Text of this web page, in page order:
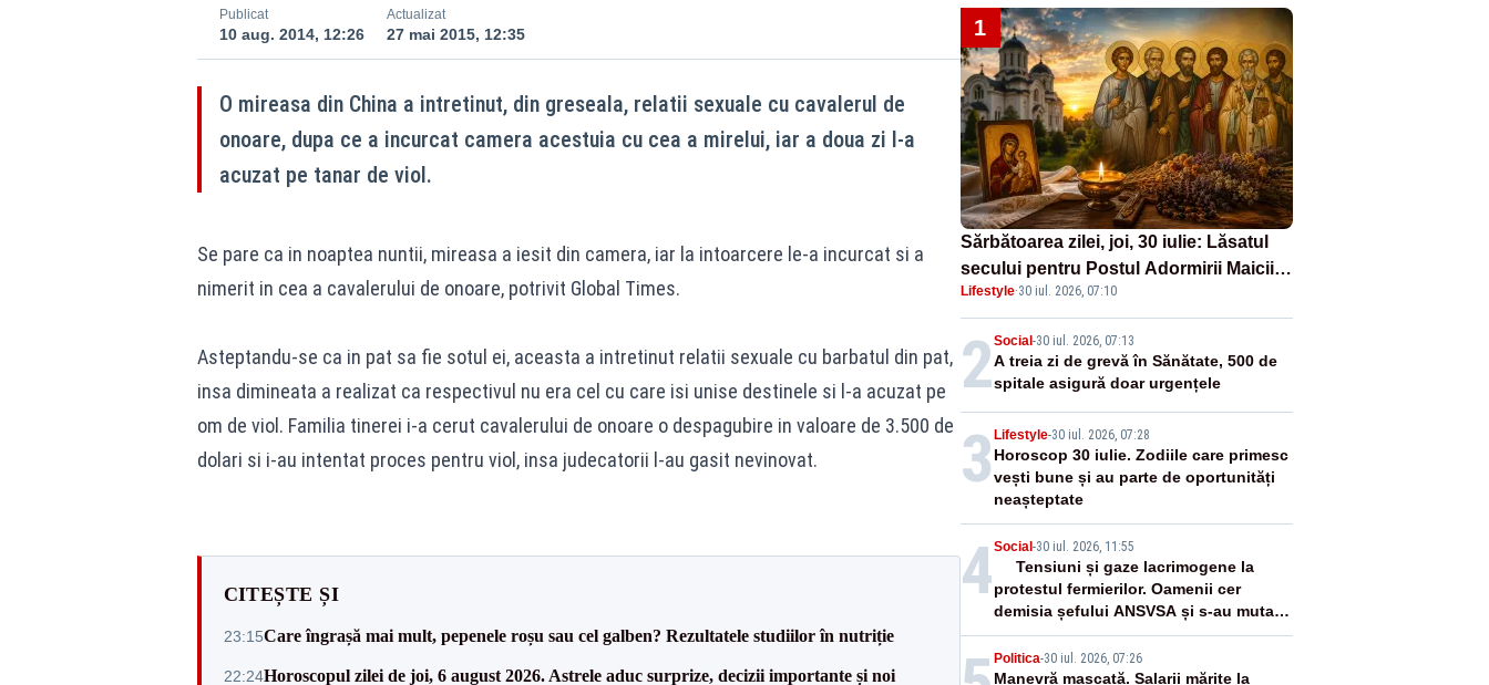
Publicat
10 aug. 2014, 12:26
Actualizat
27 mai 2015, 12:35
O mireasa din China a intretinut, din greseala, relatii sexuale cu cavalerul de
onoare, dupa ce a incurcat camera acestuia cu cea a mirelui, iar a doua zi l-a
acuzat pe tanar de viol.
Se pare ca in noaptea nuntii, mireasa a iesit din camera, iar la intoarcere le-a incurcat si a
nimerit in cea a cavalerului de onoare, potrivit Global Times.
Asteptandu-se ca in pat sa fie sotul ei, aceasta a intretinut relatii sexuale cu barbatul din pat,
insa dimineata a realizat ca respectivul nu era cel cu care isi unise destinele si l-a acuzat pe
om de viol. Familia tinerei i-a cerut cavalerului de onoare o despagubire in valoare de 3.500 de
dolari si i-au intentat proces pentru viol, insa judecatorii l-au gasit nevinovat.
CITEȘTE ȘI
23:15Care îngrașă mai mult, pepenele roșu sau cel galben? Rezultatele studiilor în nutriție
22:24Horoscopul zilei de joi, 6 august 2026. Astrele aduc surprize, decizii importante și noi
1
Sărbătoarea zilei, joi, 30 iulie: Lăsatul
secului pentru Postul Adormirii Maicii
Domnului și Sfântul Valentin
Lifestyle·30 iul. 2026, 07:10
2Social -30 iul. 2026, 07:13
A treia zi de grevă în Sănătate, 500 de
spitale asigură doar urgențele
3 Lifestyle-30 iul. 2026, 07:28
Horoscop 30 iulie. Zodiile care primesc
vești bune și au parte de oportunități
neașteptate
4Social -30 iul. 2026, 11:55
Tensiuni și gaze lacrimogene la
protestul fermierilor. Oamenii cer
demisia șefului ANSVSA și s-au mutat
în Piața Victoria– LIVE TEXT
Politica-30 iul. 2026, 07:26
Manevră mascată. Salarii mărite la